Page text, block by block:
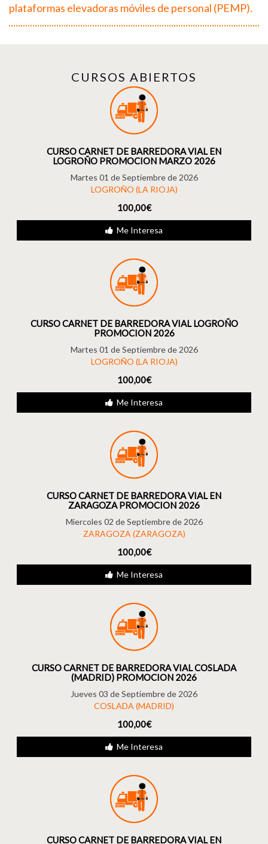
plataformas elevadoras móviles de personal (PEMP).
CURSOS ABIERTOS
CURSO CARNET DE BARREDORA VIAL EN
LOGROÑO PROMOCION MARZO 2026
Martes 01 de Septiembre de 2026
LOGROÑO (LA RIOJA)
100,00€
Me Interesa
CURSO CARNET DE BARREDORA VIAL LOGROÑO
PROMOCION 2026
Martes 01 de Septiembre de 2026
LOGROÑO (LA RIOJA)
100,00€
Me Interesa
CURSO CARNET DE BARREDORA VIAL EN
ZARAGOZA PROMOCION 2026
Miercoles 02 de Septiembre de 2026
ZARAGOZA (ZARAGOZA)
100,00€
Me Interesa
CURSO CARNET DE BARREDORA VIAL COSLADA
(MADRID) PROMOCION 2026
Jueves 03 de Septiembre de 2026
COSLADA (MADRID)
100,00€
Me Interesa
CURSO CARNET DE BARREDORA VIAL EN